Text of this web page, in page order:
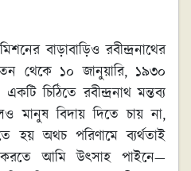
বাড়াবাড়িও রবীন্দ্রনাথের
থেকে ১০ জানুয়ারি, ১৯৩০
চিঠিতে রবীন্দ্রনাথ মন্তব্য
মানুষ বিদায় দিতে চায় না,
হয় অথচ পরিণামে ব্যর্থতাই
আমি উৎসাহ পাইনে—